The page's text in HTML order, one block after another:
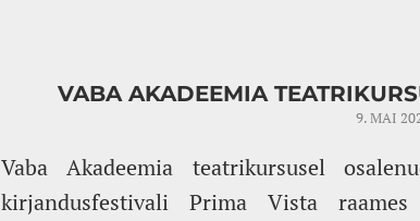
VABA AKADEEMIA
9. MAI
Vaba Akadeemia teatrikursusel
kirjandusfestivali Prima Vista